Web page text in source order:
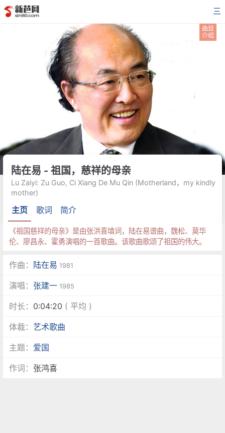
三
曲目
介绍
陆在易 - 祖国，慈祥的母亲
Lu Zaiyi: Zu Guo, Ci Xiang De Mu Qin (Motherland，my kindly
mother)
主页 歌词 简介
《祖国慈祥的母亲》是由张洪喜填词，陆在易谱曲，魏松、莫华
伦、廖昌永、霍勇演唱的一首歌曲。该歌曲歌颂了祖国的伟大。
作曲： 陆在易 1981
演唱： 张建一 1985
时长： 0:04:20 ( 平均 )
体裁： 艺术歌曲
主题： 爱国
作词： 张鸿喜